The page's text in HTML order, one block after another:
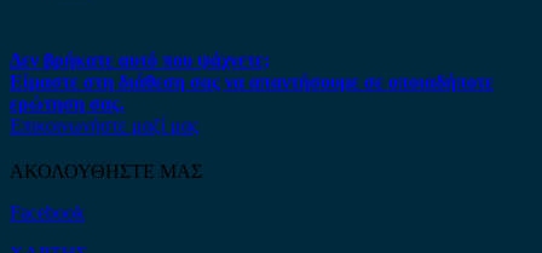
Δεν βρήκατε αυτό που ψάχνετε;
Είμαστε στη διάθεση σας να απαντήσουμε σε οποιαδήποτε
ερώτηση σας.
Επικοινωνήστε μαζί μας
ΑΚΟΛΟΥΘΗΣΤΕ ΜΑΣ
Facebook